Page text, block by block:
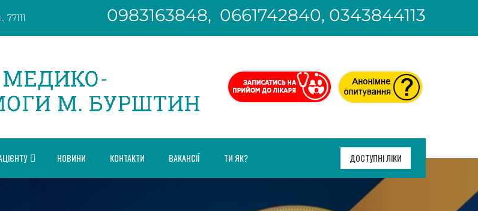
0983163848, 0661742840, 0343844113
НОВИНИ КОНТАКТИ ВАКАНСІЇ ТИ ЯК? ДОСТУПНІ ЛІКИ